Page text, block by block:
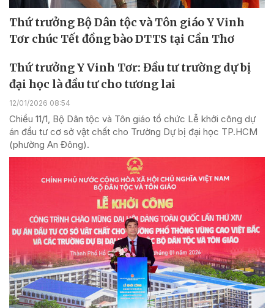
Thứ trưởng Bộ Dân tộc và Tôn giáo Y Vinh
Tơr chúc Tết đồng bào DTTS tại Cần Thơ
Thứ trưởng Y Vinh Tơr: Đầu tư trường dự bị
đại học là đầu tư cho tương lai
12/01/2026 08:54
Chiều 11/1, Bộ Dân tộc và Tôn giáo tổ chức Lễ khởi công dự
án đầu tư cơ sở vật chất cho Trường Dự bị đại học TP.HCM
(phường An Đông).